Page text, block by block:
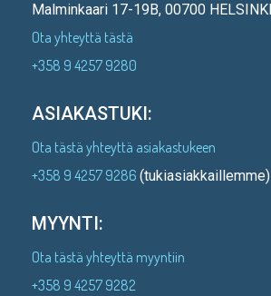
Malminkaari 17-19B, 00700 HELSINKI
Ota yhteyttä tästä
+358 9 4257 9280
ASIAKASTUKI:
Ota tästä yhteyttä asiakastukeen
+358 9 4257 9286 (tukiasiakkaillemme)
MYYNTI:
Ota tästä yhteyttä myyntiin
+358 9 4257 9282